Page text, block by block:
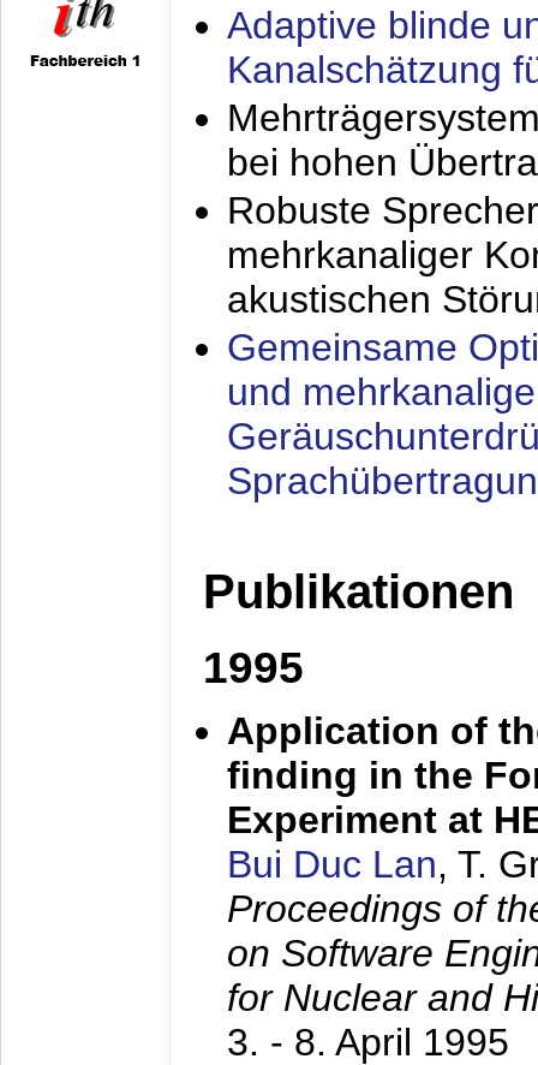
Adaptive blinde
Kanalschätzung
bei hohen
Robuste
mehrkanaliger
akustischen
Gemeinsame
und
Publikationen
1995
Application of
finding in the
Experiment at
Bui Duc Lan, T.
Proceedings of
on Software
for Nuclear and
3. - 8. April 1995